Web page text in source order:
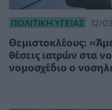
ΠΟΛΙΤΙΚΉ ΥΓΕΊΑΣ 12/
Θεμιστοκλέους:
θέσεις ιατρών στα
νομοσχέδιο ο